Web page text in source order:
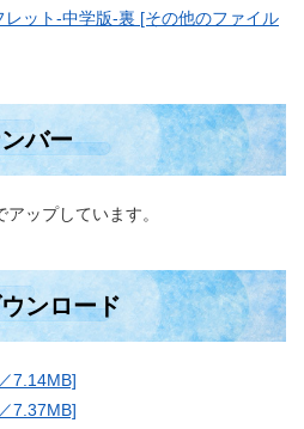
ット-中学版-裏 [その他のファイル
バー
ップしています。
ンロード
7.14MB]
7.37MB]